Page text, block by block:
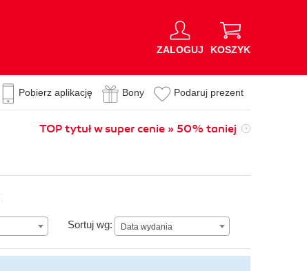
ZALOGUJ KOSZYK
Pobierz aplikację Bony Podaruj prezent
TOP tytuł w super cenie » 50% taniej
Sortuj wg: Data wydania
Data wydania